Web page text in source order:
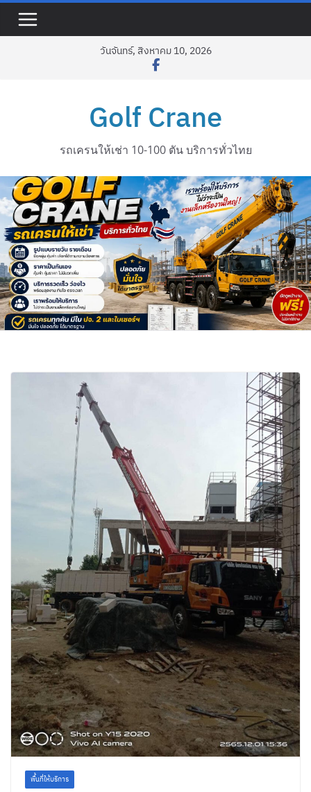
วันจันทร์, สิงหาคม 10, 2026
Golf Crane
รถเครนให้เช่า 10-100 ตัน บริการทั่วไทย
พื้นที่ให้บริการ